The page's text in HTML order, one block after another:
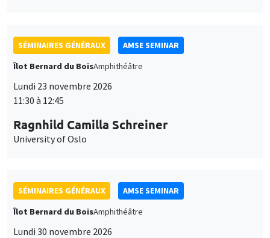
SÉMINAIRES GÉNÉRAUX
AMSE SEMINAR
Îlot Bernard du BoisAmphithéâtre
Lundi 23 novembre 2026
11:30 à 12:45
Ragnhild Camilla Schreiner
University of Oslo
SÉMINAIRES GÉNÉRAUX
AMSE SEMINAR
Îlot Bernard du BoisAmphithéâtre
Lundi 30 novembre 2026